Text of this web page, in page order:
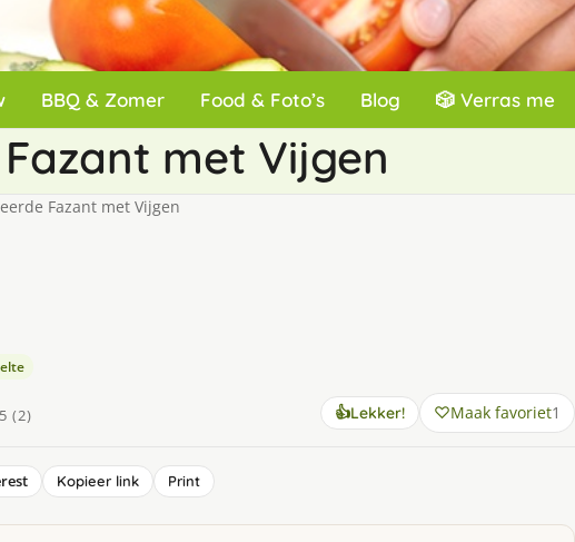
BBQ & Zomer Food & Foto’s Blog 🎲 Verras me
met Vijgen
Fazant met Vijgen
(2) 👍Lekker! Maak favoriet1
Kopieer link Print